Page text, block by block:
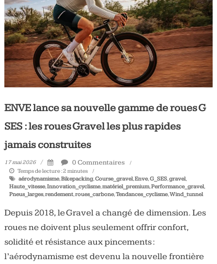
Tous
les
jours,
votre
actualité
vélo
et
triathlon
ENVE lance sa nouvelle gamme de roues G
SES : les roues Gravel les plus rapides
jamais construites
17 mai 2026 0 Commentaires
Temps de lecture :2 minutes
aérodynamisme,Bikepacking,Course_gravel,Enve,G_SES,gravel,
Haute_vitesse,Innovation_cyclisme,matériel_premium,Performance_gravel,
Pneus_larges,rendement,roues_carbone,Tendances_cyclisme,Wind_tunnel
Depuis 2018, le Gravel a changé de dimension. Les
roues ne doivent plus seulement offrir confort,
solidité et résistance aux pincements :
l’aérodynamisme est devenu la nouvelle frontière